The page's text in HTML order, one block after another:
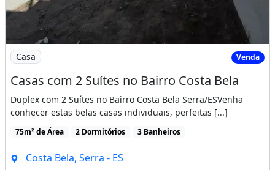
Imagem: Casas com 2 Suítes no Bairro Costa Bela
Casa Venda
Casas com 2 Suítes no Bairro Costa Bela
Duplex com 2 Suítes no Bairro Costa Bela Serra/ESVenha
conhecer estas belas casas individuais, perfeitas [...]
75m² de Área 2 Dormitórios 3 Banheiros
Costa Bela, Serra - ES